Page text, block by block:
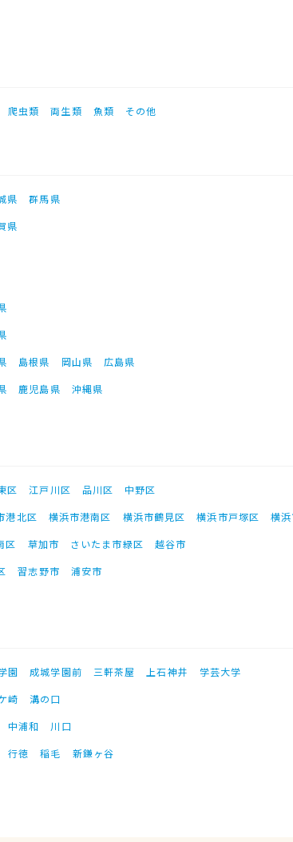
爬虫類 両生類 魚類 その他
県
群馬県
県
島根県 岡山県
広島県
鹿児島県 沖縄県
区 江戸川区 品川区
中野区
港北区 横浜市港南区 横浜市鶴見区 横浜市戸塚区
横
区 草加市 さいたま市緑区
越谷市
習志野市 浦安市
園 成城学園前 三軒茶屋 上石神井
学芸大学
崎
溝の口
中浦和
川口
行徳 稲毛 新鎌ヶ谷